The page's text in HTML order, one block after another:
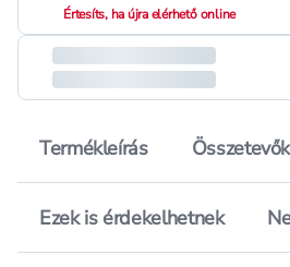
Értesíts, ha újra elérhető online
Termékleírás
Ezek is érdekelhetnek